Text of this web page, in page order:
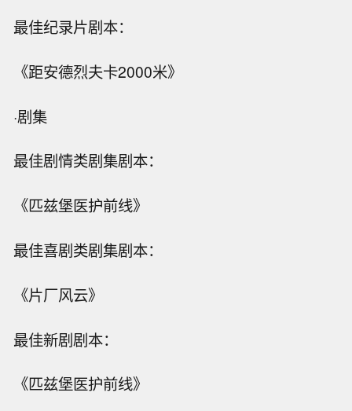
最佳纪录片剧本：
《距安德烈夫卡2000米》
·剧集
最佳剧情类剧集剧本：
《匹兹堡医护前线》
最佳喜剧类剧集剧本：
《片厂风云》
最佳新剧剧本：
《匹兹堡医护前线》